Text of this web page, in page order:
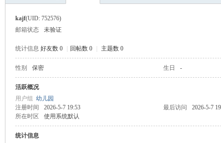
kajf(UID: 752576)
邮箱状态
未验证
统计信息 好友数 0 回帖数 0 主题数 0
性别 保密 生日 -
活跃概况
用户组 幼儿园
注册时间
2026-5-7 19:53 最后访问
2026-5-7
所在时区
使用系统默认
统计信息